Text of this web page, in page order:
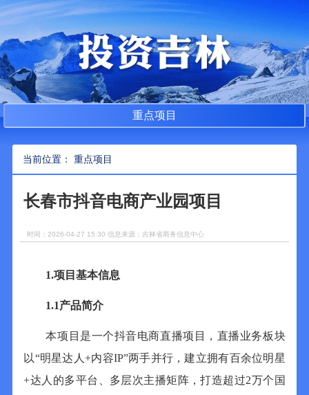
重点项目
当前位置： 重点项目
长春市抖音电商产业园项目
时间：2026-04-27 15:30 信息来源：吉林省商务信息中心
1.项目基本信息
1.1产品简介
本项目是一个抖音电商直播项目，直播业务板块
以“明星达人+内容IP”两手并行，建立拥有百余位明星
+达人的多平台、多层次主播矩阵，打造超过2万个国